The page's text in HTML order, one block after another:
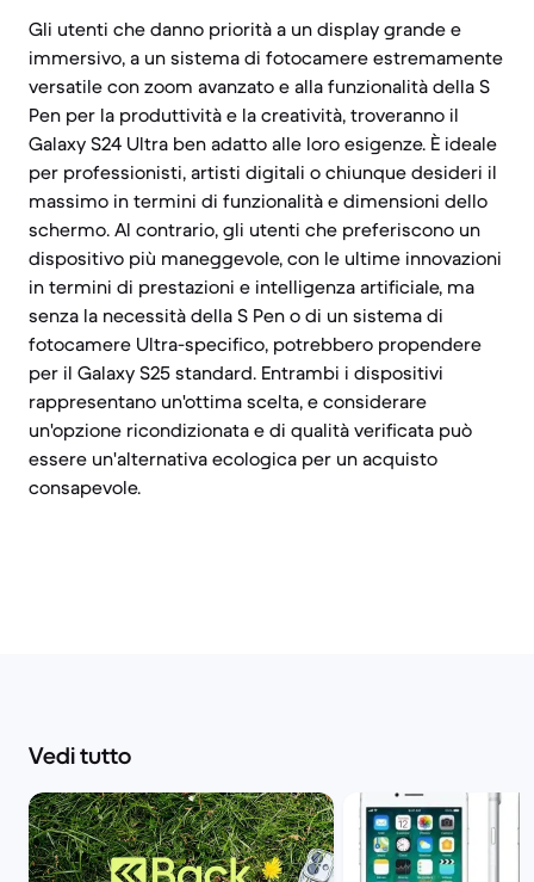
Gli utenti che danno priorità a un display grande e
immersivo, a un sistema di fotocamere estremamente
versatile con zoom avanzato e alla funzionalità della S
Pen per la produttività e la creatività, troveranno il
Galaxy S24 Ultra ben adatto alle loro esigenze. È ideale
per professionisti, artisti digitali o chiunque desideri il
massimo in termini di funzionalità e dimensioni dello
schermo. Al contrario, gli utenti che preferiscono un
dispositivo più maneggevole, con le ultime innovazioni
in termini di prestazioni e intelligenza artificiale, ma
senza la necessità della S Pen o di un sistema di
fotocamere Ultra-specifico, potrebbero propendere
per il Galaxy S25 standard. Entrambi i dispositivi
rappresentano un'ottima scelta, e considerare
un'opzione ricondizionata e di qualità verificata può
essere un'alternativa ecologica per un acquisto
consapevole.
Vedi tutto